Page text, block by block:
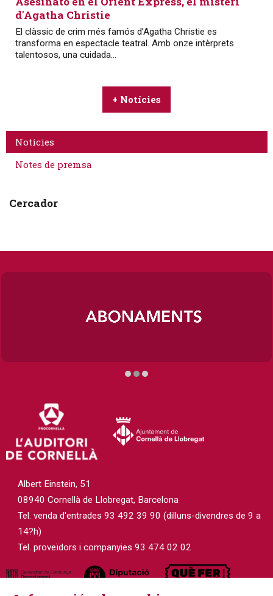
d'Agatha Christie
El clàssic de crim més famós d’Agatha Christie es
transforma en espectacle teatral. Amb onze intèrprets
talentosos, una cuidada...
+ Notícies
Notícies
Notes de premsa
Cercador
Albert Einstein, 51
08940 Cornellà de Llobregat, Barcelona
Tel. venda d'entrades 93 492 39 90 (dilluns-divendres de 9 a
14?h)
Tel. proveïdors i companyies 93 474 02 02